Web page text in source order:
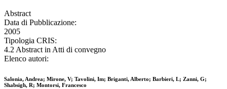
Abstract
Data di Pubblicazione:
2005
Tipologia CRIS:
4.2 Abstract in Atti di convegno
Elenco autori:
Salonia, Andrea; Mirone, V; Tavolini, Im; Briganti, Alberto; Barbieri, L; Zanni, G;
Shabsigh, R; Montorsi, Francesco